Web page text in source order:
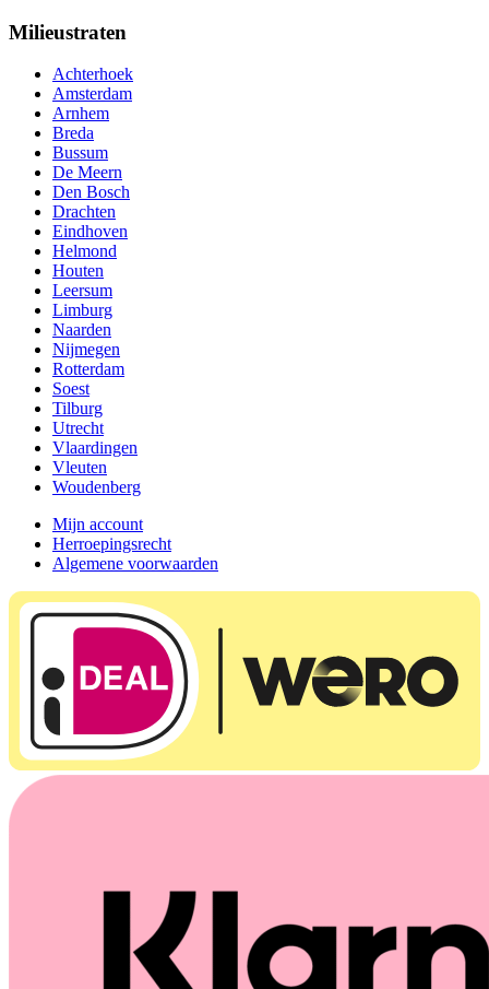
Milieustraten
Achterhoek
Amsterdam
Arnhem
Breda
Bussum
De Meern
Den Bosch
Drachten
Eindhoven
Helmond
Houten
Leersum
Limburg
Naarden
Nijmegen
Rotterdam
Soest
Tilburg
Utrecht
Vlaardingen
Vleuten
Woudenberg
Mijn account
Herroepingsrecht
Algemene voorwaarden